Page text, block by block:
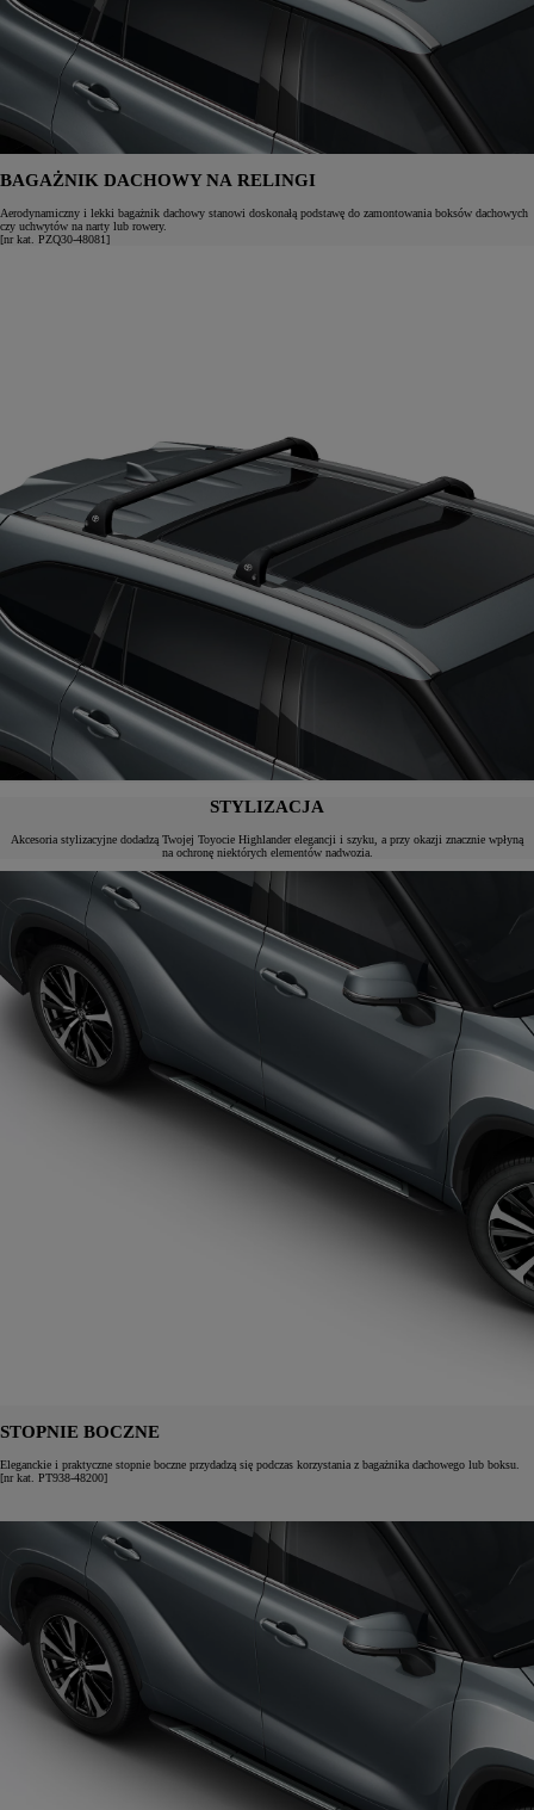
BAGAŻNIK DACHOWY NA RELINGI
Aerodynamiczny i lekki bagażnik dachowy stanowi doskonałą podstawę do zamontowania boksów dachowych
czy uchwytów na narty lub rowery.
[nr kat. PZQ30-48081]
STYLIZACJA
Akcesoria stylizacyjne dodadzą Twojej Toyocie Highlander elegancji i szyku, a przy okazji znacznie wpłyną
na ochronę niektórych elementów nadwozia.
STOPNIE BOCZNE
Eleganckie i praktyczne stopnie boczne przydadzą się podczas korzystania z bagażnika dachowego lub boksu.
[nr kat. PT938-48200]